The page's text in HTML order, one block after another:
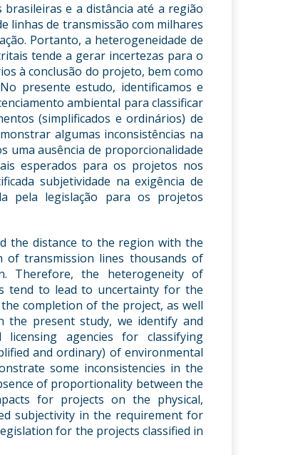
e a distância até a região
linhas de transmissão com milhares
Portanto, a heterogeneidade de
tende a gerar incertezas para o
à conclusão do projeto, bem como
presente estudo, identificamos e
ambiental para classificar
(simplificados e ordinários) de
algumas inconsistências na
uma ausência de proporcionalidade
esperados para os projetos nos
subjetividade na exigência de
pela legislação para os projetos
the distance to the region with the
of transmission lines thousands of
Therefore, the heterogeneity of
tend to lead to uncertainty for the
completion of the project, as well
present study, we identify and
agencies for classifying
and ordinary) of environmental
some inconsistencies in the
of proportionality between the
for projects on the physical,
subjectivity in the requirement for
for the projects classified in